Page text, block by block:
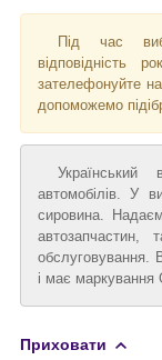
Під час
відповідність
зателефонуйте
допоможемо
Український
автомобілів. У
сировина.
обслуговування.
і має маркування
Приховати